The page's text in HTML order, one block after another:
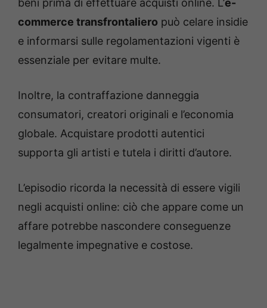
beni prima di effettuare acquisti online. L’e-
commerce transfrontaliero può celare insidie
e informarsi sulle regolamentazioni vigenti è
essenziale per evitare multe.
Inoltre, la contraffazione danneggia
consumatori, creatori originali e l’economia
globale. Acquistare prodotti autentici
supporta gli artisti e tutela i diritti d’autore.
L’episodio ricorda la necessità di essere vigili
negli acquisti online: ciò che appare come un
affare potrebbe nascondere conseguenze
legalmente impegnative e costose.